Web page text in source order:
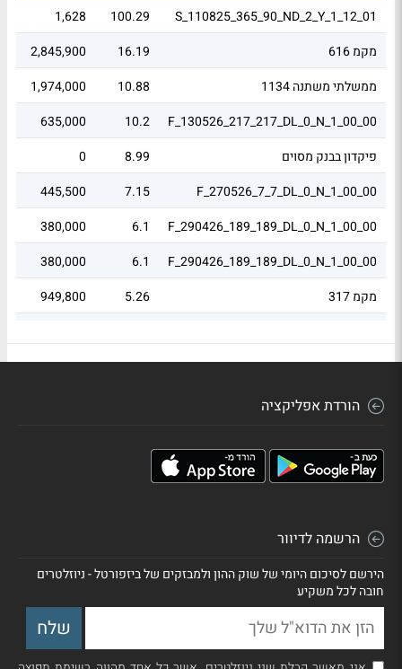
S_110825_365_90_ND_2_Y_1_12_01
100.29
1,628
מקמ 616
16.19
2,845,900
ממשלתי משתנה 1134
10.88
1,974,000
F_130526_217_217_DL_0_N_1_00_00
10.2
635,000
פיקדון בבנק מסוים
8.99
0
F_270526_7_7_DL_0_N_1_00_00
7.15
445,500
F_290426_189_189_DL_0_N_1_00_00
6.1
380,000
F_290426_189_189_DL_0_N_1_00_00
6.1
380,000
מקמ 317
5.26
949,800
הורדת אפליקציה
הרשמה לדיוור
הירשם לסיכום היומי של שוק ההון ולמבזקים של ביזפורטל - ניוזלטרים
חובה לכל משקיע